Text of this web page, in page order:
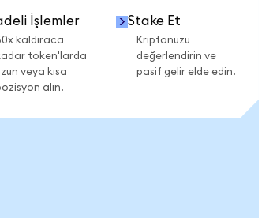
İşlemler
kaldıraca
token'larda
veya kısa
alın.
Stake Et
Kriptonuzu
değerlendirin ve
pasif gelir elde edin.